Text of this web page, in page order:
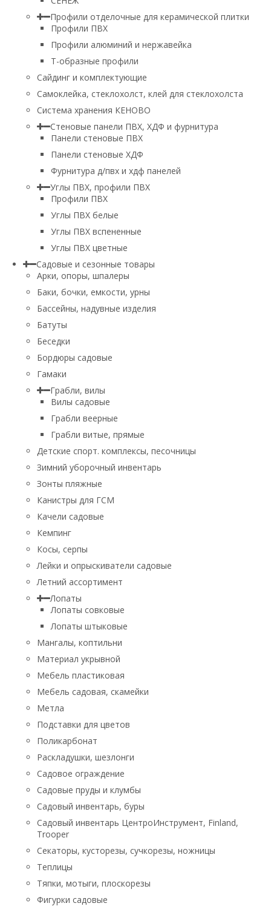
Профили отделочные для керамической плитки
Профили ПВХ
Профили алюминий и нержавейка
Т-образные профили
Сайдинг и комплектующие
Самоклейка, стеклохолст, клей для стеклохолста
Система хранения КЕНОВО
Стеновые панели ПВХ, ХДФ и фурнитура
Панели стеновые ПВХ
Панели стеновые ХДФ
Фурнитура д/пвх и хдф панелей
Углы ПВХ, профили ПВХ
Профили ПВХ
Углы ПВХ белые
Углы ПВХ вспененные
Углы ПВХ цветные
Садовые и сезонные товары
Арки, опоры, шпалеры
Баки, бочки, емкости, урны
Бассейны, надувные изделия
Батуты
Беседки
Бордюры садовые
Гамаки
Грабли, вилы
Вилы садовые
Грабли веерные
Грабли витые, прямые
Детские спорт. комплексы, песочницы
Зимний уборочный инвентарь
Зонты пляжные
Канистры для ГСМ
Качели садовые
Кемпинг
Косы, серпы
Лейки и опрыскиватели садовые
Летний ассортимент
Лопаты
Лопаты совковые
Лопаты штыковые
Мангалы, коптильни
Материал укрывной
Мебель пластиковая
Мебель садовая, скамейки
Метла
Подставки для цветов
Поликарбонат
Раскладушки, шезлонги
Садовое ограждение
Садовые пруды и клумбы
Садовый инвентарь, буры
Садовый инвентарь ЦентроИнструмент, Finland,
Trooper
Секаторы, кусторезы, сучкорезы, ножницы
Теплицы
Тяпки, мотыги, плоскорезы
Фигурки садовые